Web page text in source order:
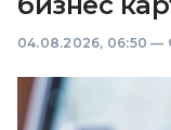
04.08.2026, 06:50 —